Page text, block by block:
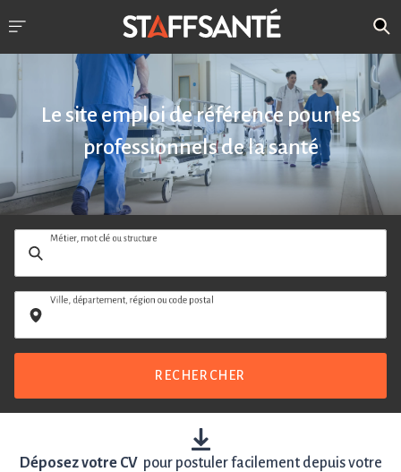
Le site emploi de référence pour les
professionnels de la santé
Métier, mot clé ou structure
Ville, département, région ou code postal
RECHERCHER
Déposez votre CVpour postuler facilement depuis votre